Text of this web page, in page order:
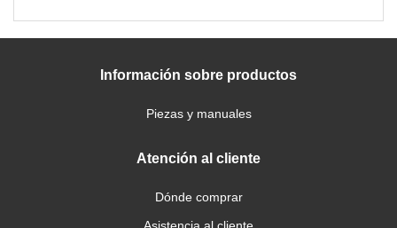
Información sobre productos
Piezas y manuales
Atención al cliente
Dónde comprar
Asistencia al cliente